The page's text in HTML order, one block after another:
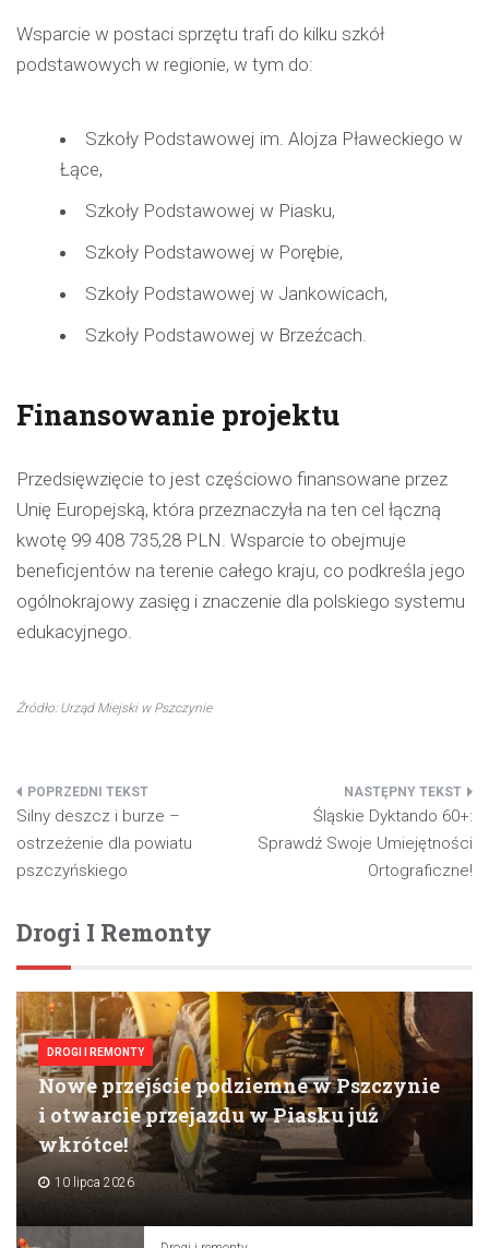
Wsparcie w postaci sprzętu trafi do kilku szkół
podstawowych w regionie, w tym do:
Szkoły Podstawowej im. Alojza Pławeckiego w
Łące,
Szkoły Podstawowej w Piasku,
Szkoły Podstawowej w Porębie,
Szkoły Podstawowej w Jankowicach,
Szkoły Podstawowej w Brzeźcach.
Finansowanie projektu
Przedsięwzięcie to jest częściowo finansowane przez
Unię Europejską, która przeznaczyła na ten cel łączną
kwotę 99 408 735,28 PLN. Wsparcie to obejmuje
beneficjentów na terenie całego kraju, co podkreśla jego
ogólnokrajowy zasięg i znaczenie dla polskiego systemu
edukacyjnego.
Źródło: Urząd Miejski w Pszczynie
Nawigacja
wpisu
Silny deszcz i burze –
ostrzeżenie dla powiatu
pszczyńskiego
Śląskie Dyktando 60+:
Sprawdź Swoje Umiejętności
Ortograficzne!
Drogi I Remonty
DROGI I REMONTY
Nowe przejście podziemne w Pszczynie
i otwarcie przejazdu w Piasku już
wkrótce!
10 lipca 2026